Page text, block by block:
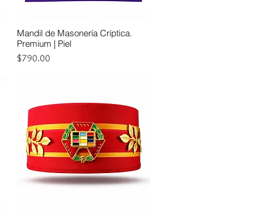
Vista rápida
Mandil de Masonería Críptica.
Premium | Piel
Precio
$790.00